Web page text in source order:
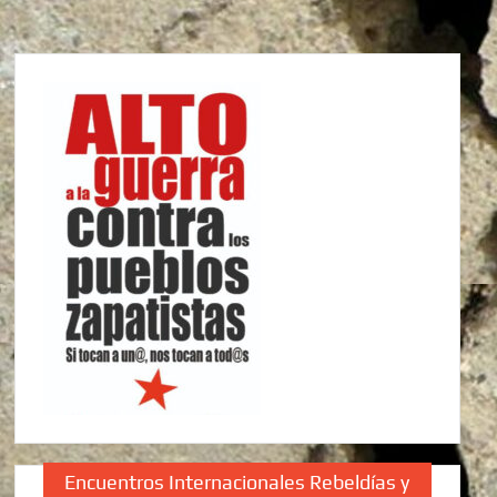
Encuentros Internacionales Rebeldías y